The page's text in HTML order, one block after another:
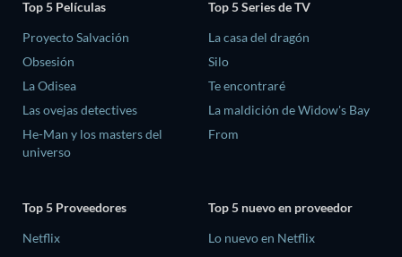
Top 5 Películas
Proyecto Salvación
Obsesión
La Odisea
Las ovejas detectives
He-Man y los masters del
universo
Top 5 Series de TV
La casa del dragón
Silo
Te encontraré
La maldición de Widow's Bay
From
Top 5 Proveedores
Netflix
Top 5 nuevo en proveedor
Lo nuevo en Netflix